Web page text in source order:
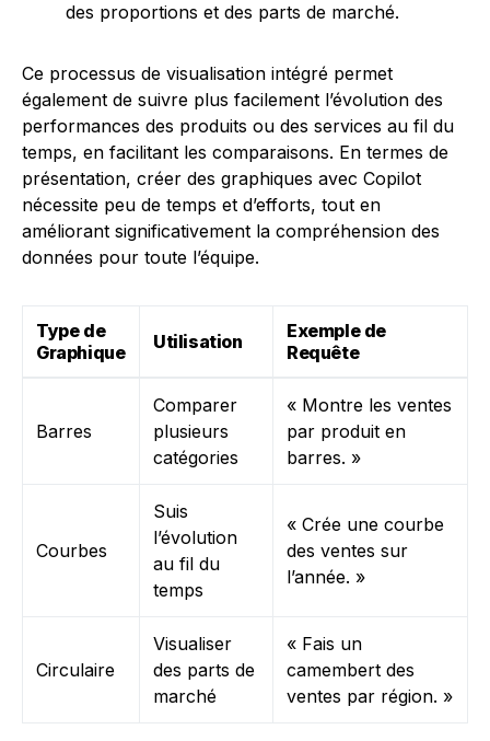
des proportions et des parts de marché.
Ce processus de visualisation intégré permet
également de suivre plus facilement l’évolution des
performances des produits ou des services au fil du
temps, en facilitant les comparaisons. En termes de
présentation, créer des graphiques avec Copilot
nécessite peu de temps et d’efforts, tout en
améliorant significativement la compréhension des
données pour toute l’équipe.
Type de
Graphique
Utilisation
Exemple de
Requête
Barres
Comparer
plusieurs
catégories
« Montre les ventes
par produit en
barres. »
Courbes
Suis
l’évolution
au fil du
temps
« Crée une courbe
des ventes sur
l’année. »
Circulaire
Visualiser
des parts de
marché
« Fais un
camembert des
ventes par région. »